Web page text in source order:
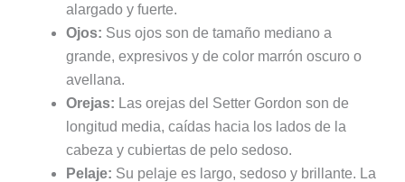
alargado y fuerte.
Ojos: Sus ojos son de tamaño mediano a
grande, expresivos y de color marrón oscuro o
avellana.
Orejas: Las orejas del Setter Gordon son de
longitud media, caídas hacia los lados de la
cabeza y cubiertas de pelo sedoso.
Pelaje: Su pelaje es largo, sedoso y brillante. La